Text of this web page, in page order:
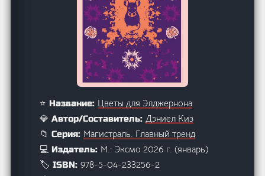
⭐ Название: Цветы для Элджернона
💎 Автор/Составитель: Дэниел Киз
📁 Серия: Магистраль. Главный тренд
💻 Издатель: М.: Эксмо 2026 г. (январь)
🏷️ ISBN:978-5-04-233256-2